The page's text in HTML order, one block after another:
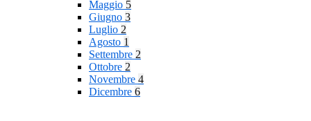
Maggio 5
Giugno 3
Luglio 2
Agosto 1
Settembre 2
Ottobre 2
Novembre 4
Dicembre 6